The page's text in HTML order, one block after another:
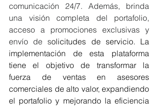
comunicación 24/7. Además, brinda
una visión completa del portafolio,
acceso a promociones exclusivas y
envío de solicitudes de servicio. La
implementación de esta plataforma
tiene el objetivo de transformar la
fuerza de ventas en asesores
comerciales de alto valor, expandiendo
el portafolio y mejorando la eficiencia